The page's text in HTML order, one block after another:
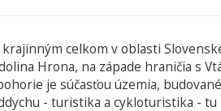
celkom v oblasti
Hrona, na západe hraničia s
je súčasťou územia,
- turistika a cykloturistika -